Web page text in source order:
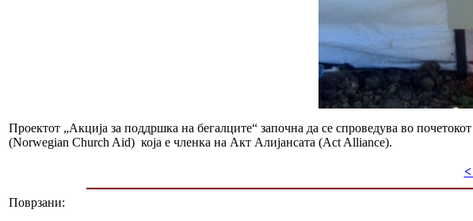
Проектот „Акција за поддршка на бегалците“ започна да се спроведува во
(Norwegian Church Aid) која е членка на Акт Алијансата (Act Alliance).
Поврзани: